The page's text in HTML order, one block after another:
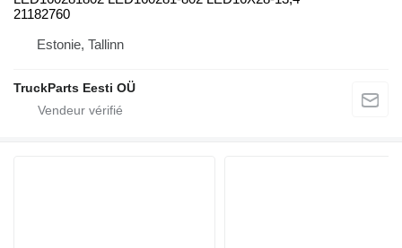
21182760
Estonie, Tallinn
TruckParts Eesti OÜ